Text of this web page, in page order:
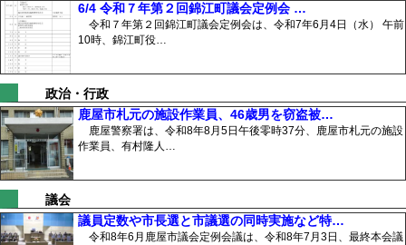
6/4 令和７年第２回錦江町議会定例会 …
令和７年第２回錦江町議会定例会は、令和7年6月4日（水） 午前
10時、錦江町役…
政治・行政
鹿屋市札元の施設作業員、46歳男を窃盗被…
鹿屋警察署は、令和8年8月5日午後零時37分、鹿屋市札元の施設
作業員、有村隆人…
議会
議員定数や市長選と市議選の同時実施など特…
令和8年6月鹿屋市議会定例会議は、令和8年7月3日、最終本会議